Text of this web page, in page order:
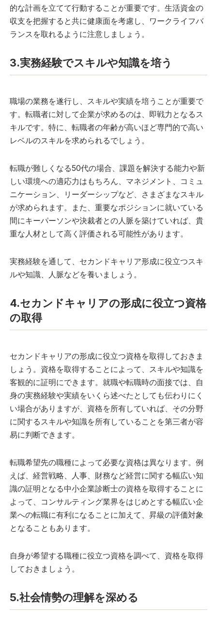
的な計画を立てて行動することが重要です。生活資金の
収支を把握すると共に健康面を考慮し、ワークライフバ
ランスを取れるように注意しましょう。
3.実務経験でスキルや知識を培う
職場の業務を遂行し、スキルや実績を培うことが重要で
す。転職者に対して企業が求めるのは、即戦力となるス
キルです。特に、転職者の年齢が高いほど専門的で高い
レベルのスキルを求められるでしょう。
転職が難しくなる50代の場合、課題を解決する能力や新
しい環境への適応力はもちろん、マネジメント、コミュ
ニケーション、リーダーシップなど、さまざまなスキル
が求められます。また、重要なポジションに就いている
間にキーパーソンや決裁者との人脈を築けていれば、貴
重な人材として高く評価される可能性があります。
実務経験を通して、セカンドキャリア形成に役立つスキ
ルや知識、人脈などを養いましょう。
4.セカンドキャリアの形成に役立つ資格
の取得
セカンドキャリアの形成に役立つ資格を取得しておきま
しょう。資格を取得することによって、スキルや知識を
客観的に証明にできます。就職や転職時の面接では、自
身の実務経験や実績をいくら述べたとしても伝わりにく
い場合がありますが、資格を所有していれば、その分野
に関するスキルや知識を所有していることを第三者が容
易に判断できます。
転職希望先の職種によって必要な資格は異なります。例
えば、経営戦略、人事、財務など経営に関する幅広い知
識の証明となる中小企業診断士の資格を取得することに
よって、コンサルティング業界をはじめとする幅広い企
業への転職に有利になることに加えて、昇級の評価対象
となることもあります。
自身が希望する職種に役立つ資格を調べて、資格を取得
しておきましょう。
5.社会情勢の理解を深める